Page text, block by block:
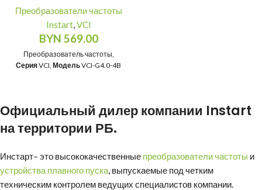
Преобразователи частоты
Instart,VCI
BYN 569.00
Преобразователь частоты,
СерияVCI, МодельVCI-G4.0-4B
Официальный дилер компании Instart
на территории РБ.
Инстарт– это высококачественные преобразователи частоты и
устройства плавного пуска, выпускаемые под четким
техническим контролем ведущих специалистов компании.